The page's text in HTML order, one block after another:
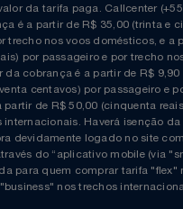
da tarifa paga. Callcenter
é a partir de R$ 35,00 (trinta e
trecho nos voos domésticos, e a
por passageiro e por trecho
da cobrança é a partir de R$ 9,90
centavos) por passageiro e
partir de R$ 50,00 (cinquenta
internacionais. Haverá isenção
devidamente logado no site
do “aplicativo mobile (via
para quem comprar tarifa "flex"
nos trechos